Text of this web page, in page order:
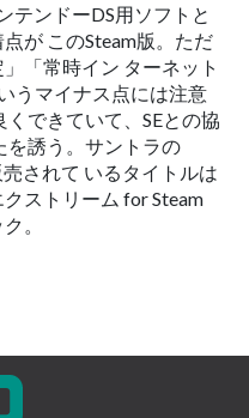
ンドーDS用ソフトと
が このSteam版。ただ
「常時イン ターネット
うマイナス点には注意
できていて、SEとの協
を誘う。サントラの
されて いるタイトルは
ストリーム for Steam
。